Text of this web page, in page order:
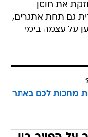
את חוסן
גם תחת אתגרים,
על עצמה בימי
מחכות לכם באתר